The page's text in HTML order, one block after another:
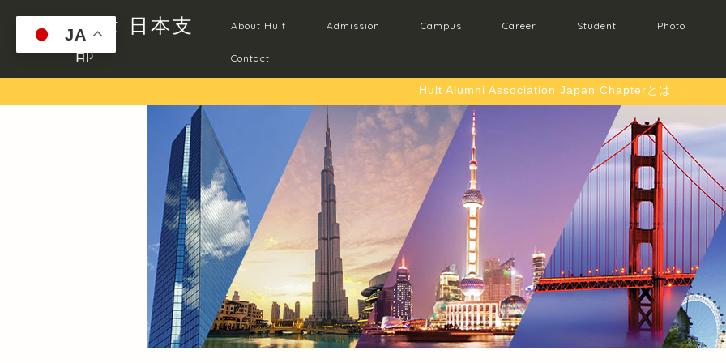
Hult 日本支
部
About Hult Admission Campus Career Student Photo
Contact
Hult Alumni Association Japan Chapterとは
JA